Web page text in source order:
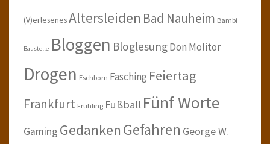
(V)erlesenesAltersleiden Bad Nauheim Bambi
Baustelle Bloggen BloglesungDon Molitor
Drogen Eschborn Fasching Feiertag
Frankfurt Frühling Fußball Fünf Worte
Gaming GedankenGefahren George W.